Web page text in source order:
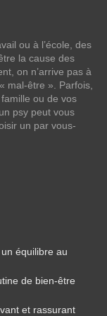
ou à l’école, des
la cause des
on n’arrive pas à
mal-être ». Parfois,
ou de vos
psy peut vous
un par vous-
équilibre au
de bien-être
et rassurant